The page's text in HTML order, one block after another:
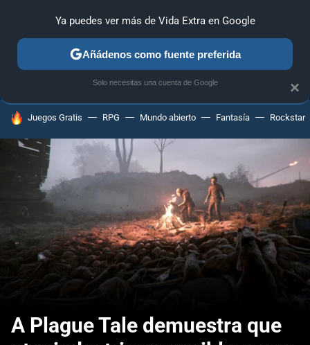
ANÁLISIS GUÍAS Y TRUCOS PC SONY NINTENDO
HOY SE HABLA DE
Juegos Gratis RPG Mundo abierto Fantasía Rockstar
A Plague Tale demuestra que
×
Ya puedes ver más de Vida Extra en Google
Añádenos como fuente preferida
Solo necesitas una cuenta de Google